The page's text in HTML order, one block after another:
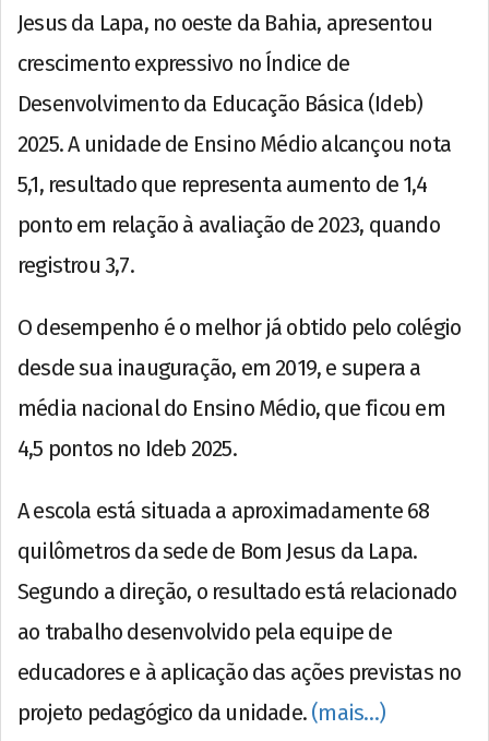
Jesus da Lapa, no oeste da Bahia, apresentou
crescimento expressivo no Índice de
Desenvolvimento da Educação Básica (Ideb)
2025. A unidade de Ensino Médio alcançou nota
5,1, resultado que representa aumento de 1,4
ponto em relação à avaliação de 2023, quando
registrou 3,7.
O desempenho é o melhor já obtido pelo colégio
desde sua inauguração, em 2019, e supera a
média nacional do Ensino Médio, que ficou em
4,5 pontos no Ideb 2025.
A escola está situada a aproximadamente 68
quilômetros da sede de Bom Jesus da Lapa.
Segundo a direção, o resultado está relacionado
ao trabalho desenvolvido pela equipe de
educadores e à aplicação das ações previstas no
projeto pedagógico da unidade. (mais…)